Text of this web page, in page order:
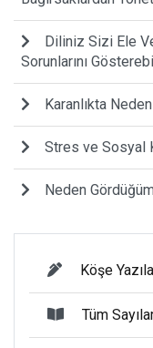
Diliniz Sizi Ele
Sorunlarını
Karanlıkta
Stres ve Sosyal
Neden
Köşe
Tüm